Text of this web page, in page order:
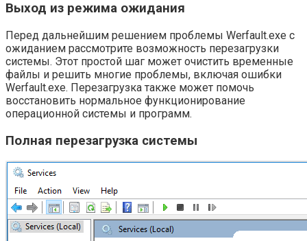
Выход из режима ожидания
Перед дальнейшим решением проблемы Werfault.exe с
ожиданием рассмотрите возможность перезагрузки
системы. Этот простой шаг может очистить временные
файлы и решить многие проблемы, включая ошибки
Werfault.exe. Перезагрузка также может помочь
восстановить нормальное функционирование
операционной системы и программ.
Полная перезагрузка системы